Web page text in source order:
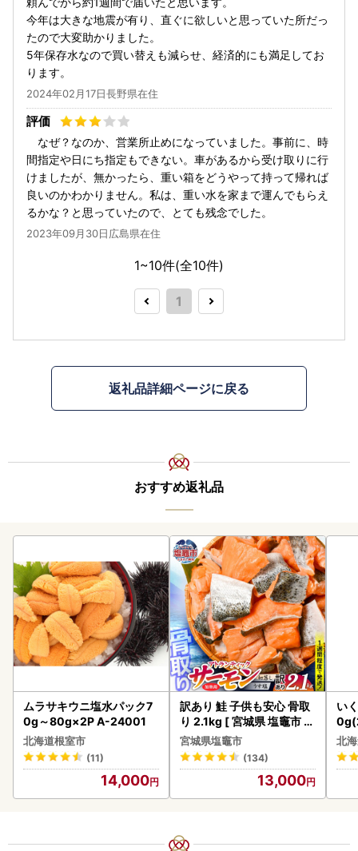
今年は大きな地震が有り、直ぐに欲しいと思っていた所だっ
たので大変助かりました。
5年保存水なので買い替えも減らせ、経済的にも満足してお
ります。
2024年02月17日長野県在住
なぜ？なのか、営業所止めになっていました。事前に、時
間指定や日にち指定もできない。車があるから受け取りに行
けましたが、無かったら、重い箱をどうやって持って帰れば
良いのかわかりません。私は、重い水を家まで運んでもらえ
るかな？と思っていたので、とても残念でした。
2023年09月30日広島県在住
1~10件(全10件)
1
返礼品詳細ページに戻る
おすすめ返礼品
ムラサキウニ塩水パック7
0g～80g×2P A-24001
北海道根室市
(11)
14,000
訳あり 鮭 子供も安心 骨取
り 2.1kg [ 宮城県 塩竈市 ]
鮭
宮城県塩竈市
(134)
13,000
い
2-
北